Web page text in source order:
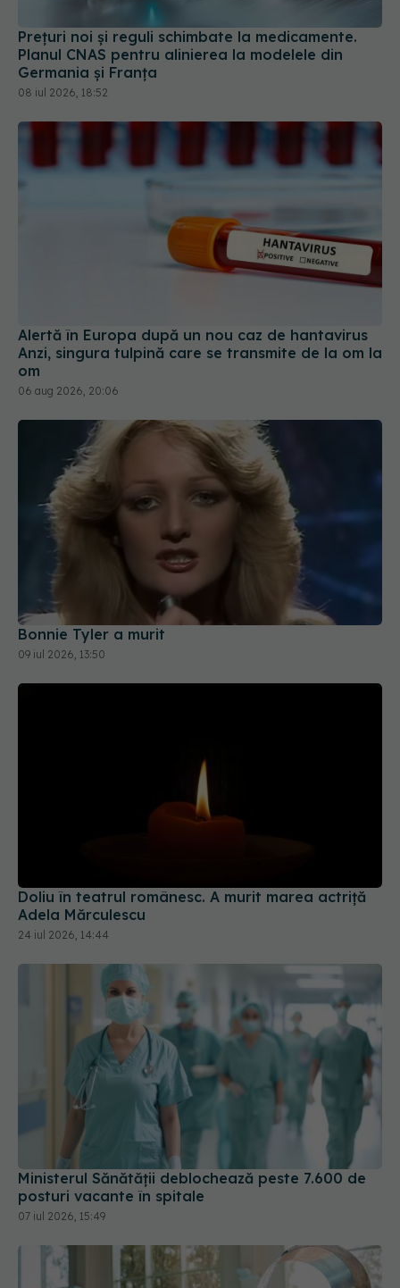
Prețuri noi și reguli schimbate la medicamente.
Planul CNAS pentru alinierea la modelele din
Germania și Franța
08 iul 2026, 18:52
Alertă în Europa după un nou caz de hantavirus
Anzi, singura tulpină care se transmite de la om la
om
06 aug 2026, 20:06
Bonnie Tyler a murit
09 iul 2026, 13:50
Doliu în teatrul românesc. A murit marea actriță
Adela Mărculescu
24 iul 2026, 14:44
Ministerul Sănătății deblochează peste 7.600 de
posturi vacante în spitale
07 iul 2026, 15:49